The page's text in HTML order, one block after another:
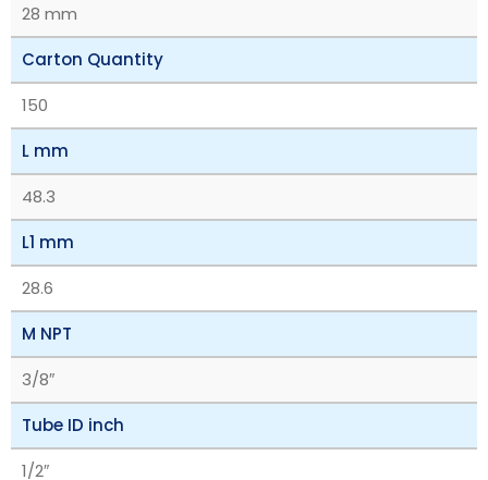
28 mm
Carton Quantity
150
L mm
48.3
L1 mm
28.6
M NPT
3/8″
Tube ID inch
1/2″